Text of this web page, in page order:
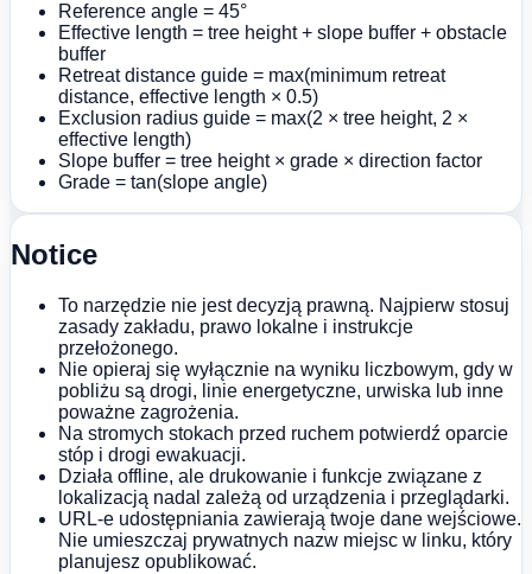
Reference angle = 45°
Effective length = tree height + slope buffer + obstacle
buffer
Retreat distance guide = max(minimum retreat
distance, effective length × 0.5)
Exclusion radius guide = max(2 × tree height, 2 ×
effective length)
Slope buffer = tree height × grade × direction factor
Grade = tan(slope angle)
Notice
To narzędzie nie jest decyzją prawną. Najpierw stosuj
zasady zakładu, prawo lokalne i instrukcje
przełożonego.
Nie opieraj się wyłącznie na wyniku liczbowym, gdy w
pobliżu są drogi, linie energetyczne, urwiska lub inne
poważne zagrożenia.
Na stromych stokach przed ruchem potwierdź oparcie
stóp i drogi ewakuacji.
Działa offline, ale drukowanie i funkcje związane z
lokalizacją nadal zależą od urządzenia i przeglądarki.
URL-e udostępniania zawierają twoje dane wejściowe.
Nie umieszczaj prywatnych nazw miejsc w linku, który
planujesz opublikować.